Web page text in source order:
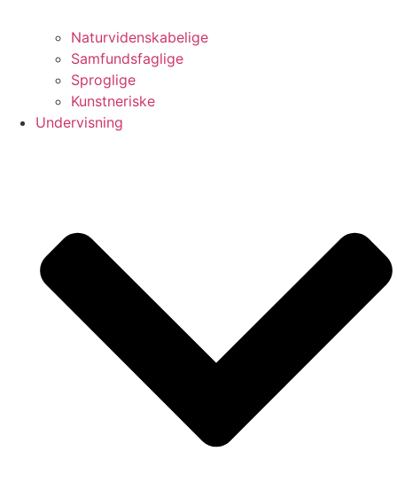
Naturvidenskabelige
Samfundsfaglige
Sproglige
Kunstneriske
Undervisning